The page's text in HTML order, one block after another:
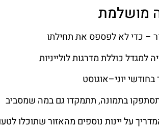
מושלמת
– כדי לא לפספס את תחילתו
למגדל כוללת מדרגות לולייניות
יוני–אוגוסט
בתמונה, תתמקדו גם במה שמסביב
על יינות נוספים מהאזור שתוכלו